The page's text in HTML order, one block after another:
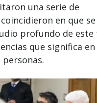
una serie de
en que se
profundo de este
que significa